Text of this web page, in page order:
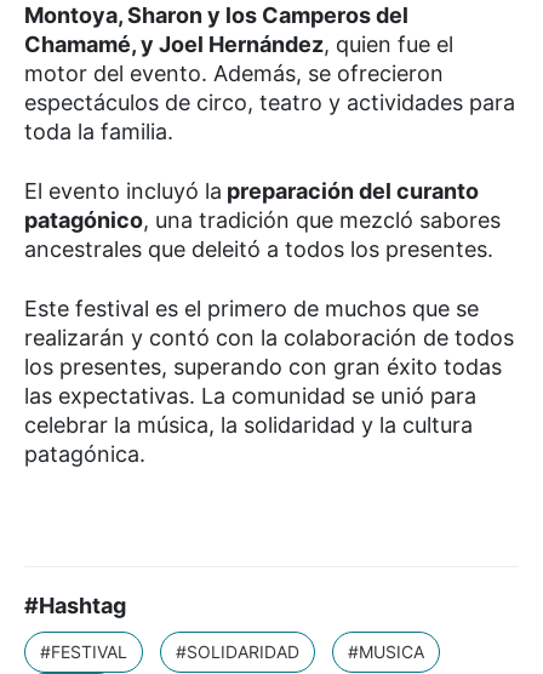
Montoya, Sharon y los Camperos del
Chamamé, y Joel Hernández, quien fue el
motor del evento. Además, se ofrecieron
espectáculos de circo, teatro y actividades para
toda la familia.
El evento incluyó la preparación del curanto
patagónico, una tradición que mezcló sabores
ancestrales que deleitó a todos los presentes.
Este festival es el primero de muchos que se
realizarán y contó con la colaboración de todos
los presentes, superando con gran éxito todas
las expectativas. La comunidad se unió para
celebrar la música, la solidaridad y la cultura
patagónica.
#Hashtag
#FESTIVAL #SOLIDARIDAD
#MUSICA